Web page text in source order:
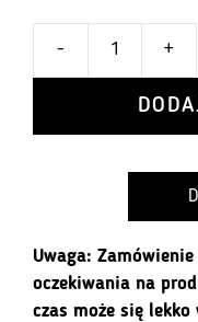
- +
Uwaga:
oczekiwania na
czas może się lekko